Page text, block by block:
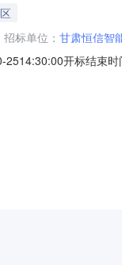
招标单位： 甘肃恒信智
2514:30:00开标结束
甘肃众安消防工